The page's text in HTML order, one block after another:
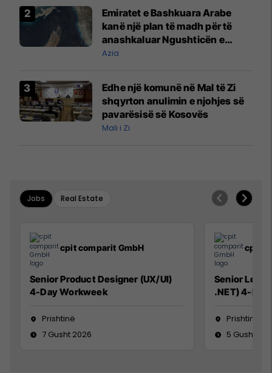
Emiratet e Bashkuara Arabe
kanë një plan të madh për të
anashkaluar Ngushticën e
Hormuzit
Azia
Edhe një komunë në Mal të Zi
shqyrton anulimin e njohjes së
pavarësisë së Kosovës
Mali i Zi
Jobs Real Estate
cpit comparit GmbH
Senior Product Designer (UX/UI)
4-Day Workweek
Prishtinë
7 Gusht 2026
cpit
Senior Lead
.NET) 4-
Prishtinë
5 Gusht